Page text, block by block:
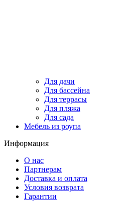
Для дачи
Для бассейна
Для террасы
Для пляжа
Для сада
Мебель из роупа
Информация
О нас
Партнерам
Доставка и оплата
Условия возврата
Гарантии